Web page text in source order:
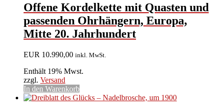
Offene Kordelkette mit Quasten und
passenden Ohrhängern, Europa,
Mitte 20. Jahrhundert
EUR 10.990,00 inkl. MwSt.
Enthält 19% Mwst.
zzgl. Versand
In den Warenkorb